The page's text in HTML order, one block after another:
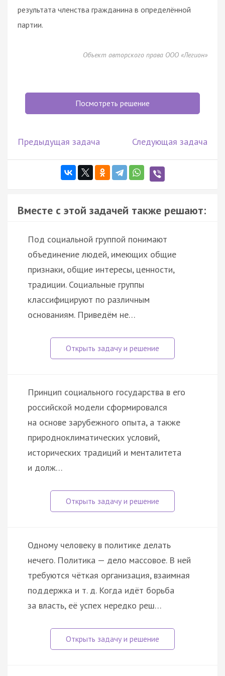
результата членства гражданина в определённой
партии.
Объект авторского права ООО «Легион»
Посмотреть решение
Предыдущая задача Следующая задача
Вместе с этой задачей также решают:
Под социальной группой понимают
объединение людей, имеющих общие
признаки, общие интересы, ценности,
традиции. Социальные группы
классифицируют по различным
основаниям. Приведём не…
Принцип социального государства в его
российской модели сформировался
на основе зарубежного опыта, а также
природноклиматических условий,
исторических традиций и менталитета
и долж…
Одному человеку в политике делать
нечего. Политика — дело массовое. В ней
требуются чёткая организация, взаимная
поддержка и т. д. Когда идёт борьба
за власть, её успех нередко реш…